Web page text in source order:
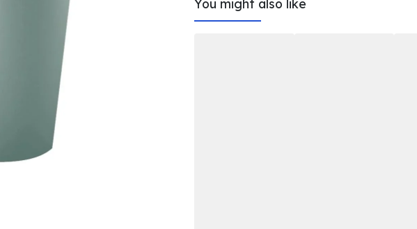
You might also like